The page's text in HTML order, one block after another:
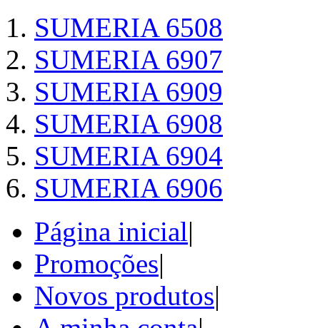
SUMERIA 6508
SUMERIA 6907
SUMERIA 6909
SUMERIA 6908
SUMERIA 6904
SUMERIA 6906
Página inicial|
Promoções|
Novos produtos|